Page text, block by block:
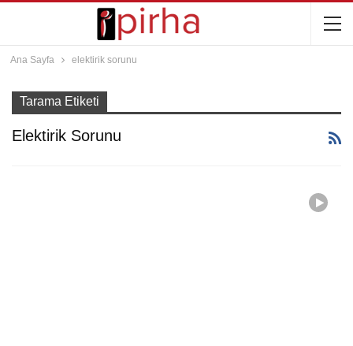
Ana Sayfa elektirik sorunu
Tarama Etiketi
Elektirik Sorunu